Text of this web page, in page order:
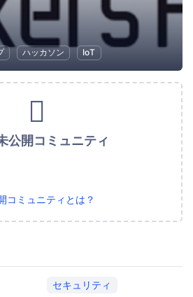
ハッカソン IoT
公開コミュニティ
コミュニティとは？
セキュリティ